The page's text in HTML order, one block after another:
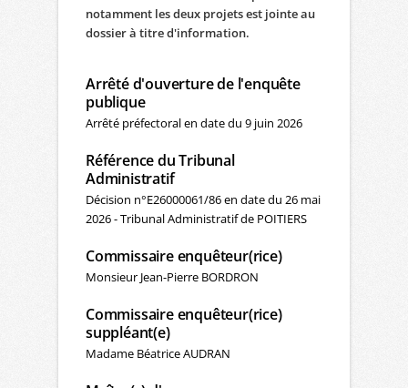
notamment les deux projets est jointe au
dossier à titre d'information.
Arrêté d'ouverture de l'enquête
publique
Arrêté préfectoral en date du 9 juin 2026
Référence du Tribunal
Administratif
Décision n°E26000061/86 en date du 26 mai
2026 - Tribunal Administratif de POITIERS
Commissaire enquêteur(rice)
Monsieur Jean-Pierre BORDRON
Commissaire enquêteur(rice)
suppléant(e)
Madame Béatrice AUDRAN